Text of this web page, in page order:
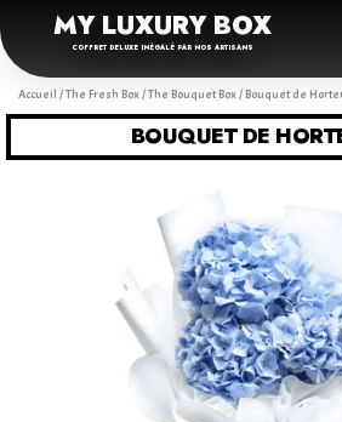
MY LUXURY BOX
COFFRET DELUXE INÉGALÉ PAR NOS ARTISANS
Accueil /The Fresh Box/The Bouquet Box/ Bouquet de
BOUQUET DE